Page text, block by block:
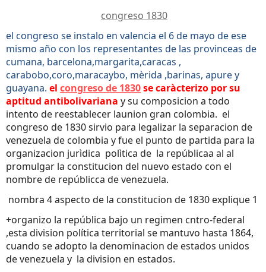
congreso 1830
el congreso se instalo en valencia el 6 de mayo de ese
mismo año con los representantes de las provinceas de
cumana, barcelona,margarita,caracas ,
carabobo,coro,maracaybo, mèrida ,barinas, apure y
guayana. el congreso de 1830se caràcterizo por su
aptitud antibolivariana y su composicion a todo
intento de reestablecer launion gran colombia. el
congreso de 1830 sirvio para legalizar la separacion de
venezuela de colombia y fue el punto de partida para la
organizacion jurìdica polìtica de la repúblicaa al al
promulgar la constitucion del nuevo estado con el
nombre de repúblicca de venezuela.
nombra 4 aspecto de la constitucion de 1830 explique 1
+organizo la república bajo un regimen cntro-federal
,esta division política territorial se mantuvo hasta 1864,
cuando se adopto la denominacion de estados unidos
de venezuela y la division en estados.